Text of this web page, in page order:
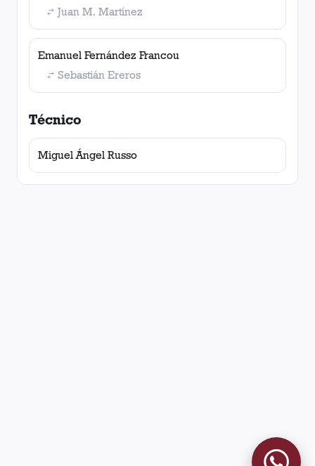
Juan M. Martínez
Emanuel Fernández Francou
Sebastián Ereros
Técnico
Miguel Ángel Russo